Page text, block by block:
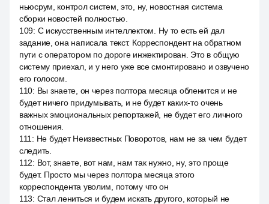
ньюсрум, контрол систем, это, ну, новостная система
сборки новостей полностью.
109: С искусственным интеллектом. Ну то есть ей дал
задание, она написала текст. Корреспондент на обратном
пути с оператором по дороге инжектирован. Это в общую
систему приехал, и у него уже все смонтировано и озвучено
его голосом.
110: Вы знаете, он через полтора месяца обленится и не
будет ничего придумывать, и не будет каких-то очень
важных эмоциональных репортажей, не будет его личного
отношения.
111 : Не будет Неизвестных Поворотов, нам не за чем будет
следить.
112: Вот, знаете, вот нам, нам так нужно, ну, это проще
будет. Просто мы через полтора месяца этого
корреспондента уволим, потому что он
113: Стал лениться и будем искать другого, который не